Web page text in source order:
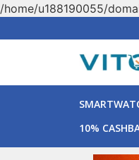
/home/u188190055/
10%